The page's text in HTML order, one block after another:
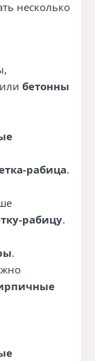
несколько
или бетонны
рабица.
рабицу.
.